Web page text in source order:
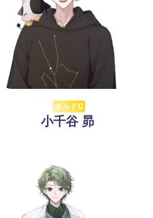
ギルドC
小千谷 昴